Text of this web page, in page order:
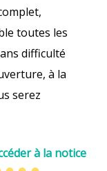
toutes les
difficulté
à la
serez
à la notice